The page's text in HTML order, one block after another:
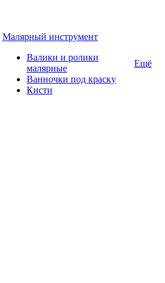
Малярный инструмент
Валики и ролики
малярные
Ванночки под краску
Кисти
Ещё